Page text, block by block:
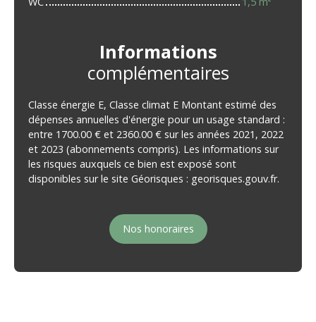
Informations
complémentaires
Classe énergie E, Classe climat E Montant estimé des
dépenses annuelles d'énergie pour un usage standard :
entre 1700.00 € et 2360.00 € sur les années 2021, 2022
et 2023 (abonnements compris). Les informations sur
les risques auxquels ce bien est exposé sont
disponibles sur le site Géorisques : georisques.gouv.fr.
Nos honoraires